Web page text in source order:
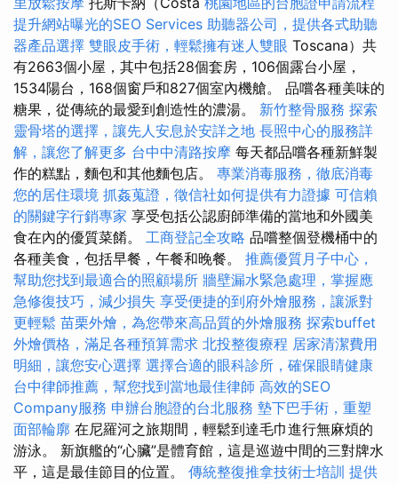
提升網站曝光的SEO Services 助聽器公司，提供各式助聽
器產品選擇 雙眼皮手術，輕鬆擁有迷人雙眼 Toscana）共
有2663個小屋，其中包括28個套房，106個露台小屋，
1534陽台，168個窗戶和827個室內機艙。 品嚐各種美味的
糖果，從傳統的最愛到創造性的濃湯。 新竹整骨服務 探索
靈骨塔的選擇，讓先人安息於安詳之地 長照中心的服務詳
解，讓您了解更多 台中中清路按摩 每天都品嚐各種新鮮製
作的糕點，麵包和其他麵包店。 專業消毒服務，徹底消毒
您的居住環境 抓姦蒐證，徵信社如何提供有力證據 可信賴
的關鍵字行銷專家 享受包括公認廚師準備的當地和外國美
食在內的優質菜餚。 工商登記全攻略 品嚐整個登機桶中的
各種美食，包括早餐，午餐和晚餐。 推薦優質月子中心，
幫助您找到最適合的照顧場所 牆壁漏水緊急處理，掌握應
急修復技巧，減少損失 享受便捷的到府外燴服務，讓派對
更輕鬆 苗栗外燴，為您帶來高品質的外燴服務 探索buffet
外燴價格，滿足各種預算需求 北投整復療程 居家清潔費用
明細，讓您安心選擇 選擇合適的眼科診所，確保眼睛健康
台中律師推薦，幫您找到當地最佳律師 高效的SEO
Company服務 申辦台胞證的台北服務 墊下巴手術，重塑
面部輪廓 在尼羅河之旅期間，輕鬆到達毛巾進行無麻煩的
游泳。 新旗艦的“心臟”是體育館，這是巡遊中間的三對牌水
平，這是最佳節目的位置。 傳統整復推拿技術士培訓 提供